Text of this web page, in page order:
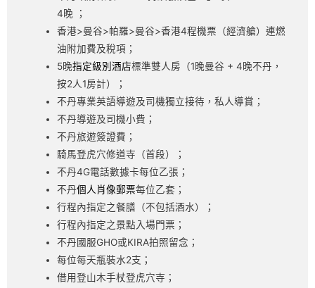
4晚 ；
香港>曼谷>帕羅>曼谷>香港4程機票（經濟艙）連燃
油附加費及稅項；
5晚指定級別酒店標準雙人房（1晚曼谷 + 4晚不丹，
按2人1房計）；
不丹專業英語導遊及司機獨立接待，私人導賞；
不丹導遊及司機小費；
不丹旅遊簽證費；
騎馬登虎穴修道寺（首段）；
不丹4G電話數據卡每位乙張；
不丹個人肖像郵票每位乙套；
行程內指定之餐膳（不包括酒水）；
行程內指定之景點入場門票；
不丹國服GHO或KIRA拍照留念；
每位每天瓶裝水2支；
借用登山木手杖登虎穴寺；